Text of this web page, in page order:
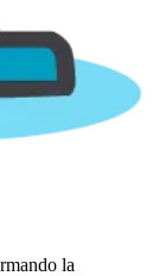
la